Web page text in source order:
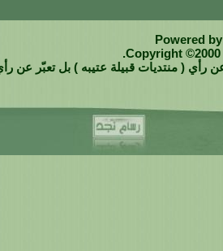
Powered
Copyright ©2000
رأي ( منتديات قبيلة عتيبه ) بل تعبّر عن